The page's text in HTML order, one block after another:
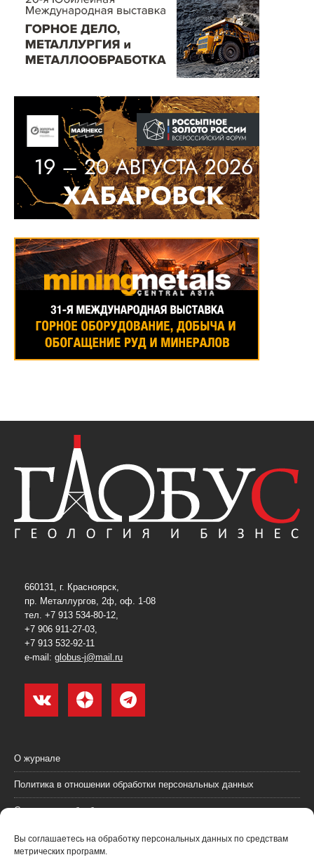
Вы соглашаетесь на обработку персональных данных по средствам
метрических программ.
660131, г. Красноярск,
пр. Металлургов, 2ф, оф. 1-08
тел. +7 913 534-80-12,
+7 906 911-27-03,
+7 913 532-92-11
e-mail: globus-j@mail.ru
О журнале
Политика в отношении обработки персональных данных
Согласие на обработку персональных данных
Пользовательское соглашение (оферта)